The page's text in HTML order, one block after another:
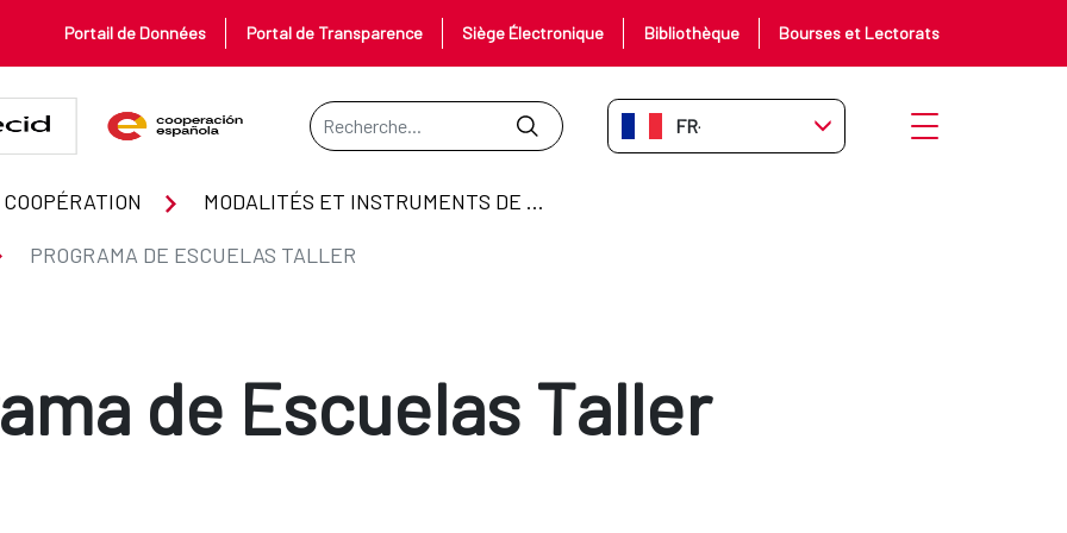
Portail de Données Portal de Transparence Siège Électronique Bibliothèque Bourses et Lectorats
Barre de recherche
FR-FR Ouvrir le menu
MODALITÉS ET INSTRUMENTS DE COOPÉRATION
PROGRAMA DE ESCUELAS TALLER
de Escuelas Taller